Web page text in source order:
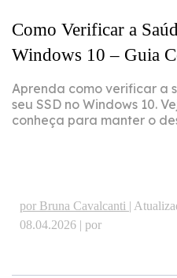
Como Verificar a
Windows 10 – Guia
Aprenda como verificar a
seu SSD no Windows 10.
conheça para manter o
por Bruna Cavalcanti |
08.04.2026 | por